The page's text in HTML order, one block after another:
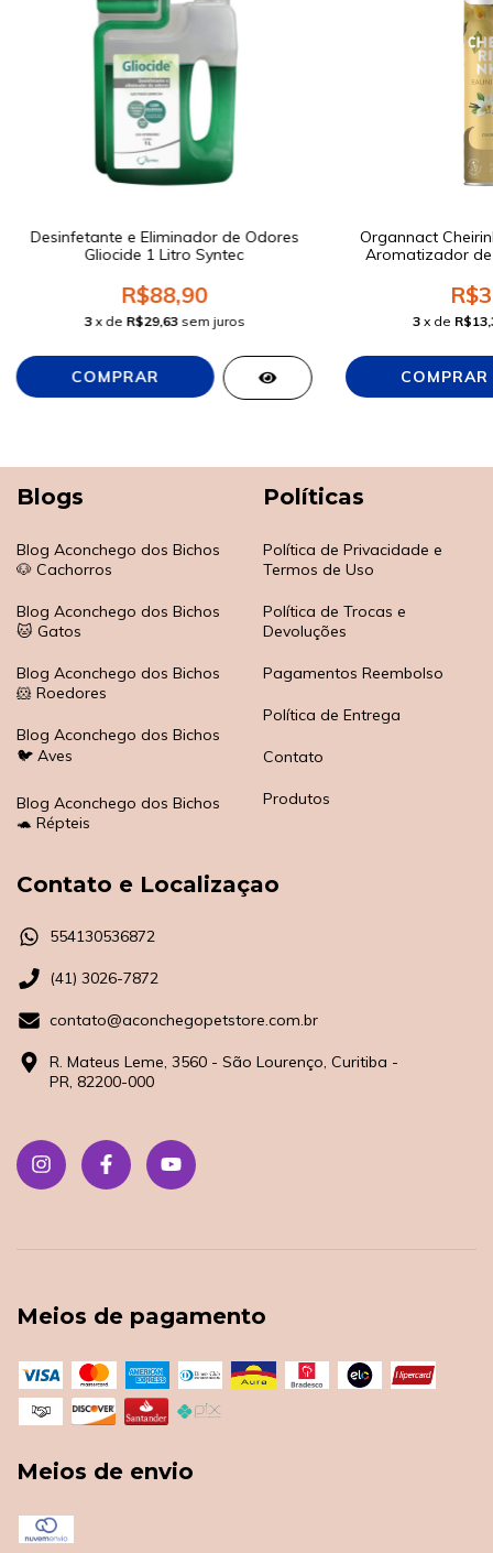
Desinfetante e Eliminador de Odores
Gliocide 1 Litro Syntec
R$88,90
3 x de R$29,63 sem juros
Organnact
Aromatizador
3 x de
Blogs
Blog Aconchego dos Bichos
🐶 Cachorros
Blog Aconchego dos Bichos
🐱 Gatos
Blog Aconchego dos Bichos
🐹 Roedores
Blog Aconchego dos Bichos
🐦 Aves
Blog Aconchego dos Bichos
🐢 Répteis
Políticas
Política de Privacidade e
Termos de Uso
Política de Trocas e
Devoluções
Pagamentos Reembolso
Política de Entrega
Contato
Produtos
Contato e Localizaçao
554130536872
(41) 3026-7872
contato@aconchegopetstore.com.br
R. Mateus Leme, 3560 - São Lourenço, Curitiba -
PR, 82200-000
Meios de pagamento
Meios de envio